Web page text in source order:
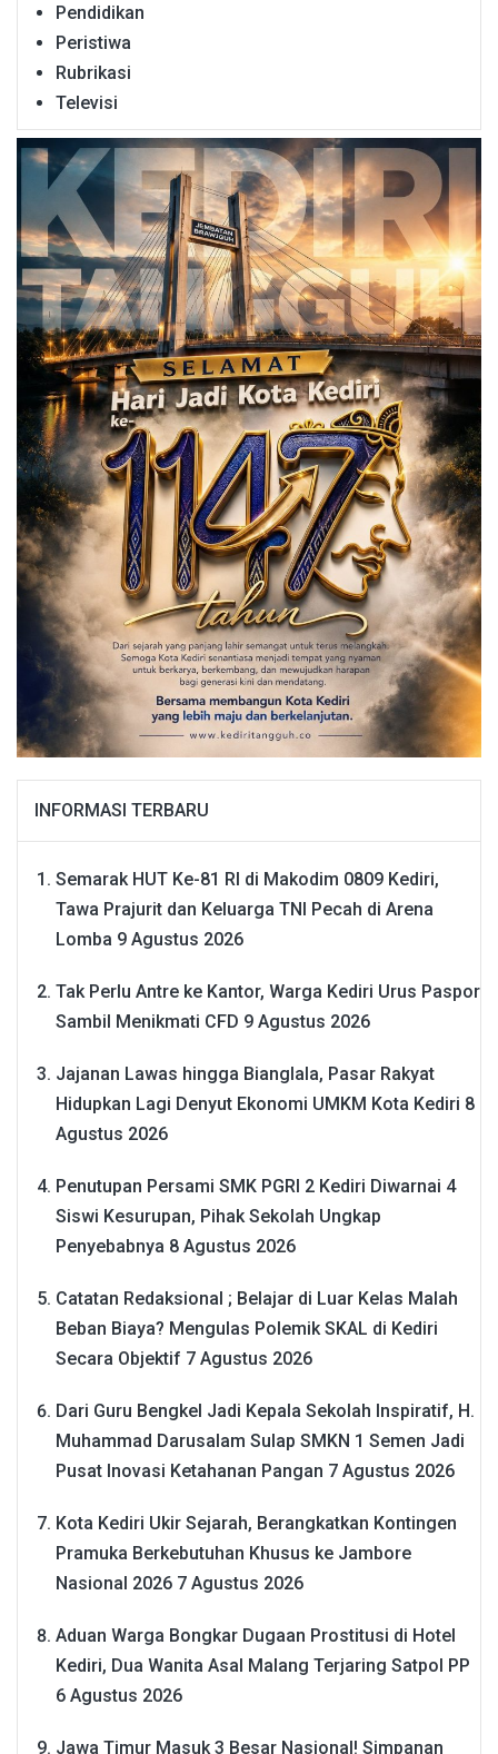
Pendidikan
Peristiwa
Rubrikasi
Televisi
INFORMASI TERBARU
Semarak HUT Ke-81 RI di Makodim 0809 Kediri,
Tawa Prajurit dan Keluarga TNI Pecah di Arena
Lomba 9 Agustus 2026
Tak Perlu Antre ke Kantor, Warga Kediri Urus Paspor
Sambil Menikmati CFD 9 Agustus 2026
Jajanan Lawas hingga Bianglala, Pasar Rakyat
Hidupkan Lagi Denyut Ekonomi UMKM Kota Kediri 8
Agustus 2026
Penutupan Persami SMK PGRI 2 Kediri Diwarnai 4
Siswi Kesurupan, Pihak Sekolah Ungkap
Penyebabnya 8 Agustus 2026
Catatan Redaksional ; Belajar di Luar Kelas Malah
Beban Biaya? Mengulas Polemik SKAL di Kediri
Secara Objektif 7 Agustus 2026
Dari Guru Bengkel Jadi Kepala Sekolah Inspiratif, H.
Muhammad Darusalam Sulap SMKN 1 Semen Jadi
Pusat Inovasi Ketahanan Pangan 7 Agustus 2026
Kota Kediri Ukir Sejarah, Berangkatkan Kontingen
Pramuka Berkebutuhan Khusus ke Jambore
Nasional 2026 7 Agustus 2026
Aduan Warga Bongkar Dugaan Prostitusi di Hotel
Kediri, Dua Wanita Asal Malang Terjaring Satpol PP
6 Agustus 2026
Jawa Timur Masuk 3 Besar Nasional! Simpanan